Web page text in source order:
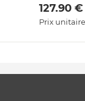
127.90 €
Prix unitaire